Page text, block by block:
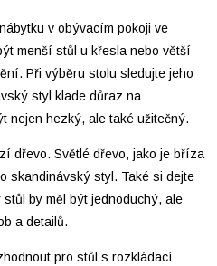
v obývacím pokoji ve
menší stůl u křesla nebo větší
Při výběru stolu sledujte jeho
styl klade důraz na
nejen hezký, ale také užitečný.
dřevo. Světlé dřevo, jako je bříza
skandinávský styl. Také si dejte
by měl být jednoduchý, ale
a detailů.
pro stůl s rozkládací